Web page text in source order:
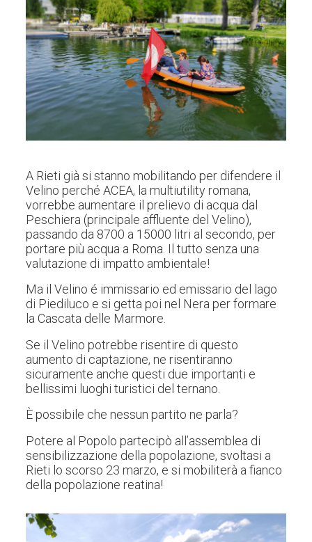
A Rieti già si stanno mobilitando per difendere il
Velino perché ACEA, la multiutility romana,
vorrebbe aumentare il prelievo di acqua dal
Peschiera (principale affluente del Velino),
passando da 8700 a 15000 litri al secondo, per
portare più acqua a Roma. Il tutto senza una
valutazione di impatto ambientale!
Ma il Velino é immissario ed emissario del lago
di Piediluco e si getta poi nel Nera per formare
la Cascata delle Marmore.
Se il Velino potrebbe risentire di questo
aumento di captazione, ne risentiranno
sicuramente anche questi due importanti e
bellissimi luoghi turistici del ternano.
È possibile che nessun partito ne parla?
Potere al Popolo partecipò all’assemblea di
sensibilizzazione della popolazione, svoltasi a
Rieti lo scorso 23 marzo, e si mobiliterà a fianco
della popolazione reatina!